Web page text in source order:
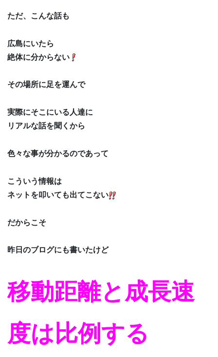
ただ、こんな話も
広島にいたら
絶体に分からない
その場所に足を運んで
実際にそこにいる人達に
リアルな話を聞くから
色々な事が分かるのであって
こういう情報は
ネットを叩いても出てこない
だからこそ
昨日のブログにも書いたけど
移動距離と成長速
度は比例する